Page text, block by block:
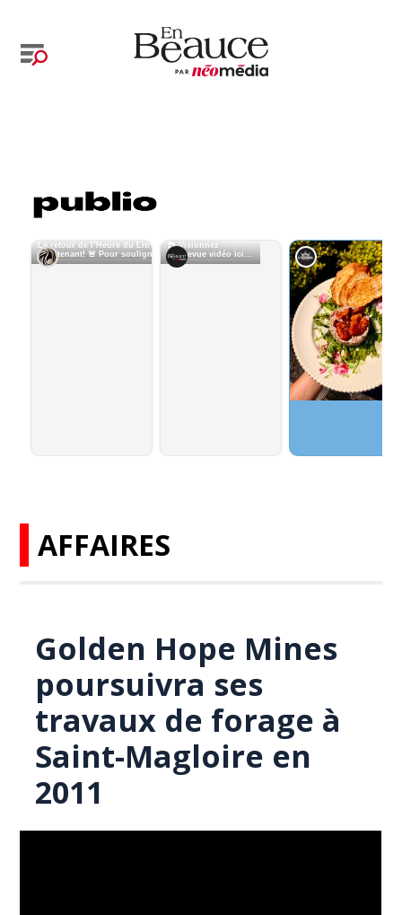
AFFAIRES
Golden Hope Mines
poursuivra ses
travaux de forage à
Saint-Magloire en
2011